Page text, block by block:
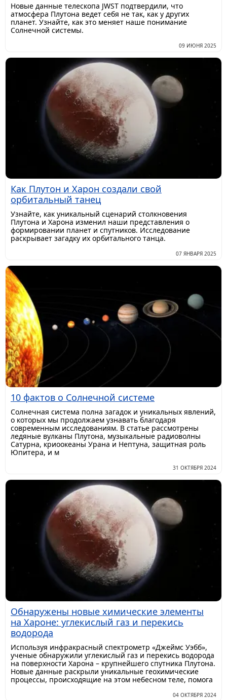
Новые данные телескопа JWST подтвердили, что
атмосфера Плутона ведет себя не так, как у других
планет. Узнайте, как это меняет наше понимание
Солнечной системы.
09 ИЮНЯ 2025
Как Плутон и Харон создали свой
орбитальный танец
Узнайте, как уникальный сценарий столкновения
Плутона и Харона изменил наши представления о
формировании планет и спутников. Исследование
раскрывает загадку их орбитального танца.
07 ЯНВАРЯ 2025
10 фактов о Солнечной системе
Солнечная система полна загадок и уникальных явлений,
о которых мы продолжаем узнавать благодаря
современным исследованиям. В статье рассмотрены
ледяные вулканы Плутона, музыкальные радиоволны
Сатурна, криоокеаны Урана и Нептуна, защитная роль
Юпитера, и м
31 ОКТЯБРЯ 2024
Обнаружены новые химические элементы
на Хароне: углекислый газ и перекись
водорода
Используя инфракрасный спектрометр «Джеймс Уэбб»,
ученые обнаружили углекислый газ и перекись водорода
на поверхности Харона – крупнейшего спутника Плутона.
Новые данные раскрыли уникальные геохимические
процессы, происходящие на этом небесном теле, помога
04 ОКТЯБРЯ 2024